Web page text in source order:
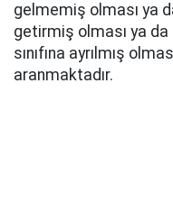
gelmemiş olması ya
getirmiş olması ya
sınıfına ayrılmış
aranmaktadır.